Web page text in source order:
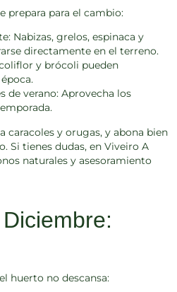
prepara para el cambio:
Nabizas, grelos, espinaca y
directamente en el terreno.
y brócoli pueden
de verano: Aprovecha los
caracoles y orugas, y abona bien
Si tienes dudas, en Viveiro A
naturales y asesoramiento
huerto no descansa: